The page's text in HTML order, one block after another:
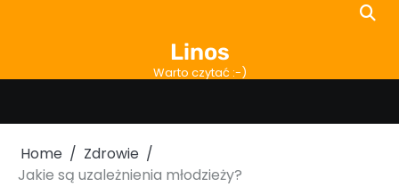
Linos
Warto czytać :-)
Home
Zdrowie
Jakie są uzależnienia młodzieży?